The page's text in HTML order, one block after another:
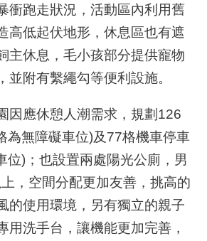
衝跑走狀況，活動區內利用舊
高低起伏地形，休息區也有遮
主休息，毛小孩部分提供寵物
並附有繫繩勾等便利設施。
因應休憩人潮需求，規劃126
為無障礙車位)及77格機車停車
位)；也設置兩處陽光公廁，男
，空間分配更加友善，挑高的
的使用環境，另有獨立的親子
用洗手台，讓機能更加完善，